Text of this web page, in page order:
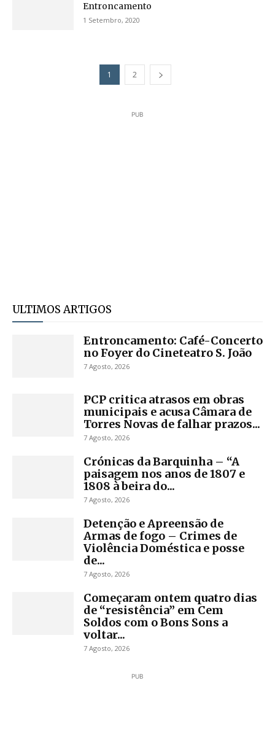
Entroncamento
1 Setembro, 2020
1 2
PUB
ULTIMOS ARTIGOS
Entroncamento: Café-Concerto
no Foyer do Cineteatro S. João
7 Agosto, 2026
PCP critica atrasos em obras
municipais e acusa Câmara de
Torres Novas de falhar prazos...
7 Agosto, 2026
Crónicas da Barquinha – “A
paisagem nos anos de 1807 e
1808 à beira do...
7 Agosto, 2026
Detenção e Apreensão de
Armas de fogo – Crimes de
Violência Doméstica e posse
de...
7 Agosto, 2026
Começaram ontem quatro dias
de “resistência” em Cem
Soldos com o Bons Sons a
voltar...
7 Agosto, 2026
PUB